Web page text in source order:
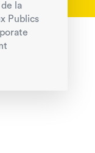
la
Publics